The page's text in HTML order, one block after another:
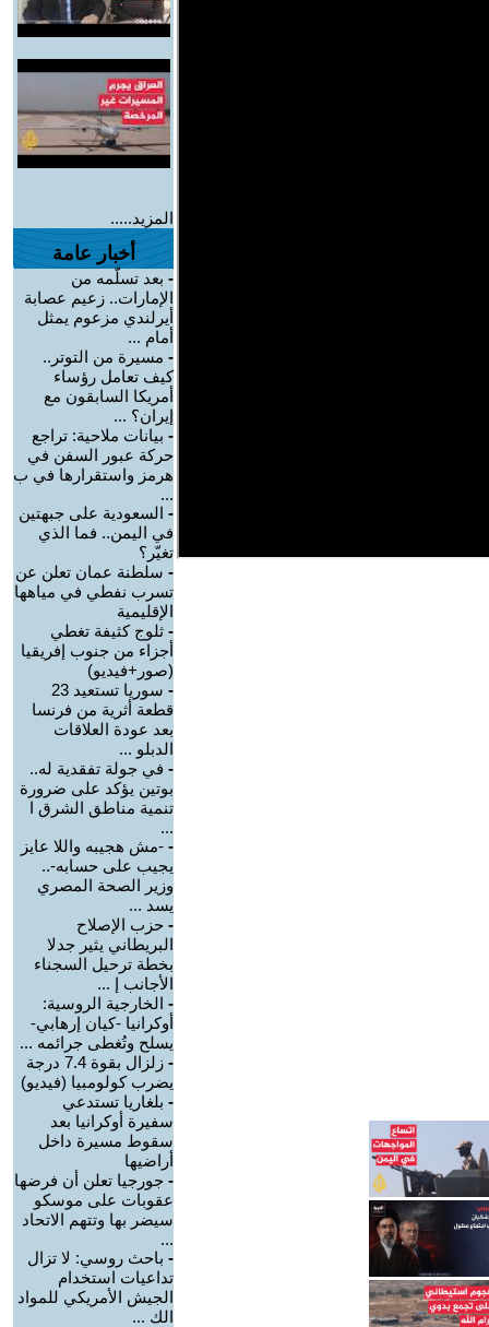
المزيد.....
أخبار عامة
- بعد تسلّمه من
الإمارات.. زعيم عصابة
أيرلندي مزعوم يمثل
أمام ...
- مسيرة من التوتر..
كيف تعامل رؤساء
أمريكا السابقون مع
إيران؟ ...
- بيانات ملاحية: تراجع
حركة عبور السفن في
هرمز واستقرارها في ب
...
- السعودية على جبهتين
في اليمن.. فما الذي
تغيّر؟
- سلطنة عمان تعلن عن
تسرب نفطي في مياهها
الإقليمية
- ثلوج كثيفة تغطي
أجزاء من جنوب إفريقيا
(صور+فيديو)
-
سوريا تستعيد 23
قطعة أثرية من فرنسا
بعد عودة العلاقات
الدبلو ...
- في جولة تفقدية له..
بوتين يؤكد على ضرورة
تنمية مناطق الشرق ا
...
- -مش هجيبه واللا عايز
يجيب على حسابه-..
وزير الصحة المصري
يسد ...
- حزب الإصلاح
البريطاني يثير جدلا
بخطة ترحيل السجناء
الأجانب إ ...
- الخارجية الروسية:
أوكرانيا -كيان إرهابي-
يسلح وتُغطى جرائمه ...
-
زلزال بقوة 7.4 درجة
يضرب كولومبيا (فيديو)
- بلغاريا تستدعي
سفيرة أوكرانيا بعد
سقوط مسيرة داخل
أراضيها
- جورجيا تعلن أن فرضها
عقوبات على موسكو
سيضر بها وتتهم الاتحاد
...
- باحث روسي: لا تزال
تداعيات استخدام
الجيش الأمريكي للمواد
الك ...